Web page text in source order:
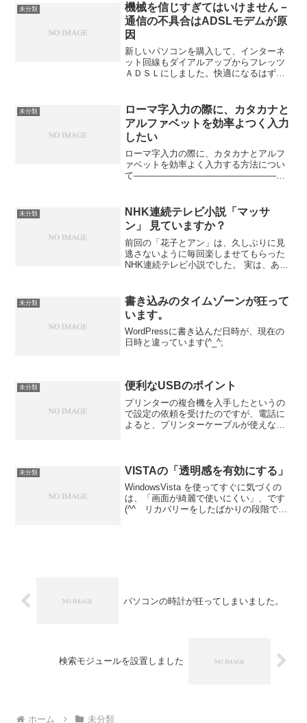
未分類
機械を信じすぎてはいけません－
通信の不具合はADSLモデムが原
因
新しいパソコンを購入して、インターネ
ット回線もダイアルアップからフレッツ
ＡＤＳＬにしました。快適になるはず
未分類
ローマ字入力の際に、カタカナと
アルファベットを効率よつく入力
したい
ローマ字入力の際に、カタカナとアルフ
ァベットを効率よく入力する方法につい
て————————————————日
文章を書いている時に、「SONY」を入
力する場...
未分類
NHK連続テレビ小説「マッサ
ン」 見ていますか？
前回の「花子とアン」は、久しぶりに見
逃さないように毎回楽しませてもらった
NHK連続テレビ小説でした。 実は、あま
初は見ていなかったのです。 ところが、
マッサンの主題...
未分類
書き込みのタイムゾーンが狂って
います。
WordPressに書き込んだ日時が、現在の
日時と違っています(^_^;
未分類 便利なUSBのポイント
プリンターの複合機を入手したというの
で設定の依頼を受けたのですが、電話に
よると、プリンターケーブルが使えない
ターポート（パラレル...
未分類 VISTAの「透明感を有効にする」
WindowsVista を使ってすぐに気づくの
は、「画面が綺麗で使いにくい」、です
(^^ゞリカバリーをしたばかりの段階です
パソコンの時計が狂ってしまいました。
検索モジュールを設置しました
ホーム 未分類